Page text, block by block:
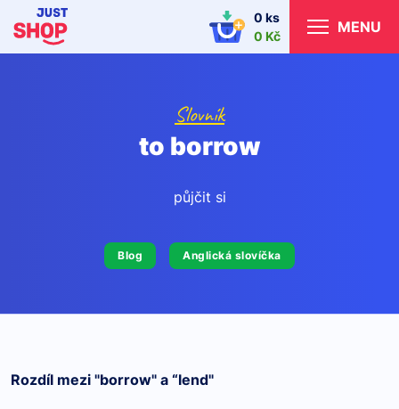
0 ks
0 Kč
MENU
Slovník
to borrow
půjčit si
Blog Anglická slovíčka
Rozdíl mezi "borrow" a “lend"